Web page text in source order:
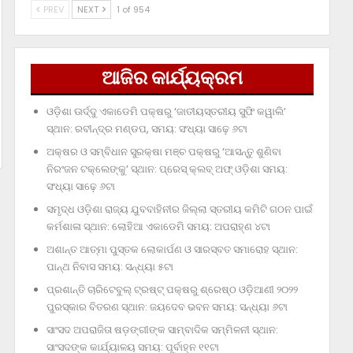
PREV NEXT 1 of 954
ଆଜିର କାର୍ଯ୍ୟକ୍ରମ
ଓଡ଼ିଶା ଊର୍ଦ୍ଦୁ ଏକାଡେମି ପକ୍ଷରୁ ‘ଜାତୀୟସ୍ତରୀୟ ସୁଫି କୱାଲି’
ସ୍ଥାନ: ରବୀନ୍ଦ୍ର ମଣ୍ଡପ, ସମୟ: ସଂଧ୍ୟା ସାଢ଼େ ୬ଟା
ଅକ୍ଷର ଓ ସମ୍ବିଧାନ ସୁରକ୍ଷା ମଞ୍ଚ ପକ୍ଷରୁ ‘ଆସନ୍ତୁ ଶୁଣିବା
ନିରଂଜନ ଟକ୍‌ଲେଙ୍କୁ’ ସ୍ଥାନ: ପ୍ରେସ୍‌ କ୍ଲବ୍‌ ଅଫ୍‌ ଓଡ଼ିଶା ସମୟ:
ସଂଧ୍ୟା ସାଢ଼େ ୬ଟା
ସମୃଦ୍ଧ ଓଡ଼ିଶା ରାଜ୍ୟ ଯୁବବାହିନୀର ଜିଲ୍ଲା ସ୍ତରୀୟ କମିଟି ଗଠନ ପାଇଁ
କର୍ମଶାଳା ସ୍ଥାନ: ଲୋହିଆ ଏକାଡେମି ସମୟ: ଅପରାହ୍‌ଣ ୪ଟା
ଅଶାନ୍ତ ଆତ୍ମା ପୁସ୍ତକ ଲୋକାର୍ପଣ ଓ ସାରସ୍ବତ ସମାରୋହ ସ୍ଥାନ:
ପାନ୍ଥ ନିବାସ ସମୟ: ସନ୍ଧ୍ୟା ୫ଟା
ପ୍ରଶାନ୍ତି ଚାରିଟେବୁଲ୍‌ ଟ୍ରଷ୍ଟ୍‌ ପକ୍ଷରୁ ଶ୍ରେଷ୍ଠ ଓଡ଼ିଆଣୀ ୨୦୨୨
ପୁରସ୍କାର ବିତରଣ ସ୍ଥାନ: ଜୟଦେବ ଭବନ ସମୟ: ସନ୍ଧ୍ୟା ୬ଟା
ସାଂସଦ ଅପରାଜିତା ଷଡ଼ଙ୍ଗୀଙ୍କ ସାମ୍ବାଦିକ ସମ୍ମିଳନୀ ସ୍ଥାନ:
ସାଂସଦଙ୍କ କାର୍ଯ୍ୟାଳୟ ସମୟ: ପୂର୍ବାହ୍ନ ୧୧ଟା